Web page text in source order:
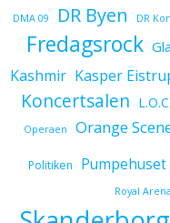
DMA 09 DR Byen DR
Fredagsrock
Kashmir Kasper
Koncertsalen L.O.C.
Operaen Orange
Politiken Pumpehuset
Royal Arena